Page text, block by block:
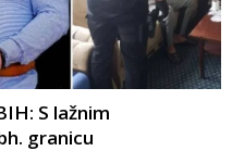
S lažnim
granicu